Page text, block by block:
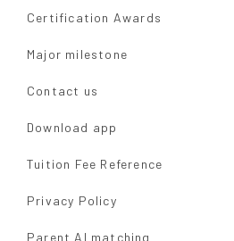
Certification Awards
Major milestone
Contact us
Download app
Tuition Fee Reference
Privacy Policy
Parent AI matching